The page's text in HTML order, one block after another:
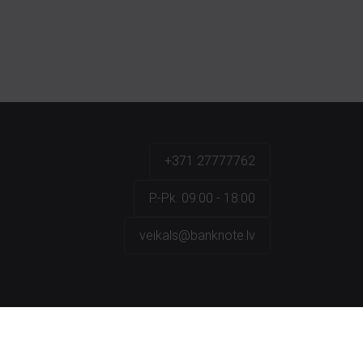
+371 27777762
P.-Pk. 09:00 - 18:00
veikals@banknote.lv